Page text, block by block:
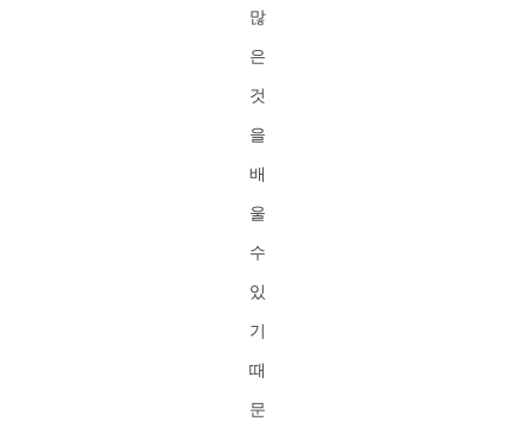
많
은
것
을
배
울
수
있
기
때
문